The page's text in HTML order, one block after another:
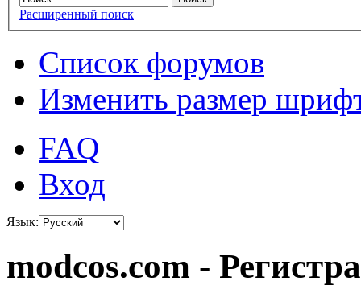
Расширенный поиск
Список форумов
Изменить размер
FAQ
Вход
Язык:
modcos.com -